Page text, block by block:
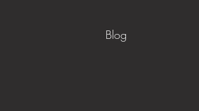
Blog